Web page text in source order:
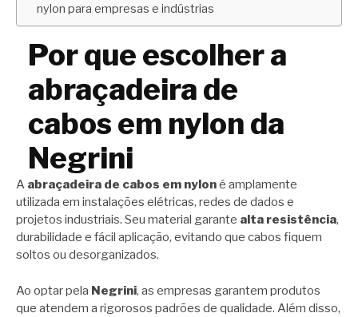
nylon para empresas e indústrias
Por que escolher a
abraçadeira de
cabos em nylon da
Negrini
A abraçadeira de cabos em nyloné amplamente
utilizada em instalações elétricas, redes de dados e
projetos industriais. Seu material garante alta resistência,
durabilidade e fácil aplicação, evitando que cabos fiquem
soltos ou desorganizados.
Ao optar pela Negrini, as empresas garantem produtos
que atendem a rigorosos padrões de qualidade. Além disso,